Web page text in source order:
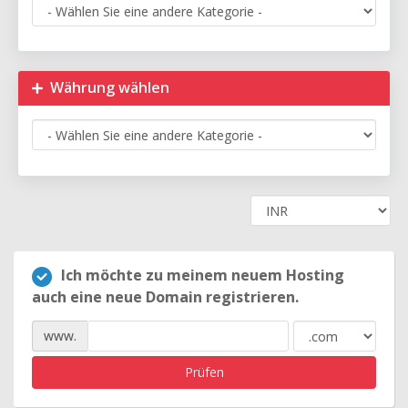
Währung wählen
Ich möchte zu meinem neuem Hosting
auch eine neue Domain registrieren.
www.
Prüfen